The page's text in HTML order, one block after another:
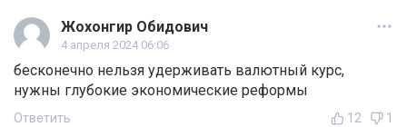
Жохонгир Обидович
4 апреля 2024 06:06
бесконечно нельзя удерживать валютный курс,
нужны глубокие экономические реформы
Ответить 12 1